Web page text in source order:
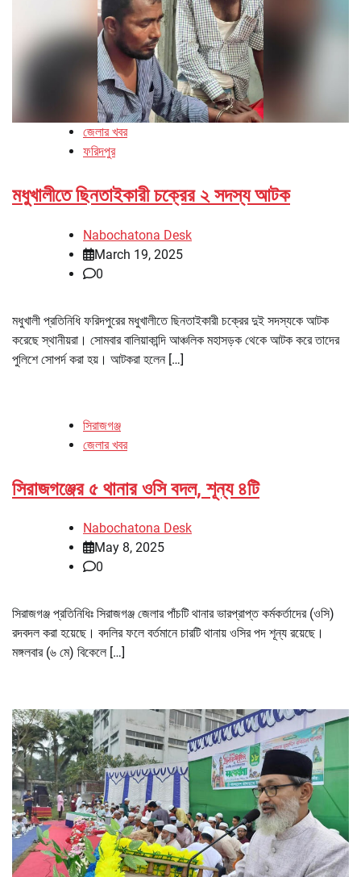
জেলার খবর
ফরিদপুর
মধুখালীতে ছিনতাইকারী চক্রের ২ সদস্য আটক
Nabochatona Desk
March 19, 2025
0
মধুখালী প্রতিনিধি ফরিদপুরের মধুখালীতে ছিনতাইকারী চক্রের দুই সদস্যকে আটক
করেছে স্থানীয়রা। সোমবার বালিয়াকান্দি আঞ্চলিক মহাসড়ক থেকে আটক করে তাদের
পুলিশে সোপর্দ করা হয়। আটকরা হলেন […]
সিরাজগঞ্জ
জেলার খবর
সিরাজগঞ্জের ৫ থানার ওসি বদল, শূন্য ৪টি
Nabochatona Desk
May 8, 2025
0
সিরাজগঞ্জ প্রতিনিধিঃ সিরাজগঞ্জ জেলার পাঁচটি থানার ভারপ্রাপ্ত কর্মকর্তাদের (ওসি)
রদবদল করা হয়েছে। বদলির ফলে বর্তমানে চারটি থানায় ওসির পদ শূন্য রয়েছে।
মঙ্গলবার (৬ মে) বিকেলে […]